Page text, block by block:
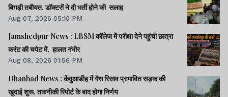
बिगड़ी तबीयत, डॉक्टरों ने दी भर्ती होने की सलाह
Aug 07, 2026 05:10 PM
Jamshedpur News : LBSM कॉलेज में परीक्षा देने पहुंची छात्रा
करंट की चपेट में, हालत गंभीर
Aug 08, 2026 01:56 PM
Dhanbad News : केंदुआडीह में गैस रिसाव प्रभावित सड़क की
खुदाई शुरू, तकनीकी रिपोर्ट के बाद होगा निर्णय